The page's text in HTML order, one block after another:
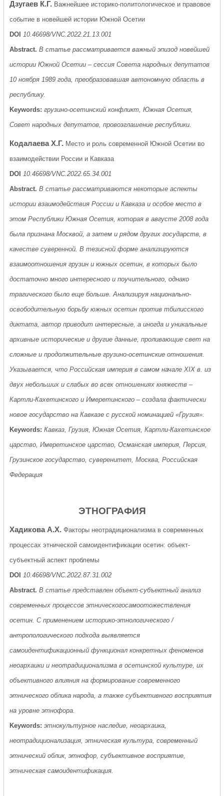
Дзугаев К.Г. Важнейшее историко-политологическое и правовое
событие в новейшей истории Южной Осетии
DOI
10.46698/VNC.2022.21.13.001
Abstract. В статье рассматривается важный эпизод новейшей
истории Южной Осетии – сессия Совета народных депутатов
10 ноября 1989 года, преобразовавшая автономную область в
республику.
Keywords: грузино-осетинский конфликт, Южная Осетия,
Совет народных депутатов, провозглашение республики.
Кодалаева Х.Г. Место и роль современной Южной Осетии во
взаимодействии России и Кавказа
DOI
10.46698/VNC.2022.65.34.001
Abstract. В статье рассматриваются некоторые аспекты
истории взаимодействия России и Кавказа и особое место в
этом Республики Южная Осетия, которая в августе 2008 года
была признана Москвой, а затем и рядом других государств, в
качестве суверенной. В тезисной форме анализируются
взаимоотношения грузин и южных осетин, в которых было
достаточно много интересного и поучительного, однако
трагического было еще больше. Анализируя национально-
освободительную борьбу южных осетин против тбилисского
диктата, автор приводит интересные, а иногда и уникальные
архивные исторические и другие данные, проливающие свет на
сложные и продолжительные грузино-осетинские отношения.
Указывается, что Российская империя в самом начале XIX в. из
двух небольших и слабых во всех отношениях княжеств –
Картли-Кахетинского и Имеретинского – создала фактически
новое государство на Кавказе с русской номинацией «Грузия».
Keywords: Кавказ, Грузия, Южная Осетия, Картли-Кахетинское
царство, Имеретинское царство, Османская империя, Персия,
Грузинское государство, суверенитет, Москва, Российская
Федерация
ЭТНОГРАФИЯ
Хадикова А.Х. Факторы неотрадиционализма в современных
процессах этнической самоидентификации осетин: объект-
субъектный аспект проблемы
DOI
10.46698/VNC.2022.87.31.002
Abstract. В статье представлен объект-субъектный анализ
современных процессов этническогосамоотожествления
осетин. С применением историко-этнологического /
антропологического подхода выявляется
самоидентификационный функционал конкретных феноменов
неоархаики и неотрадиционализма в осетинской культуре, их
объективного влияния на формирование современного
этнического облика народа, а также субъективного восприятия
на уровне этнофора.
Keywords: этнокультурное наследие, неоархаика,
неотрадиционализация, этническая культура, современный
этнический облик, этнофор, субъективное восприятие,
этническая самоидентификация.